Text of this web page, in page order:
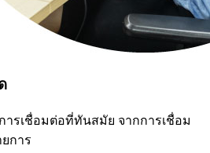
รเชื่อมต่อที่ทันสมัย จากการเชื่อม
การ